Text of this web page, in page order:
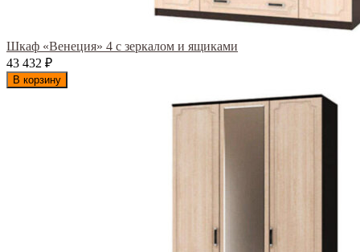
Шкаф «Венеция» 4 с зеркалом и ящиками
43 432 ₽
В корзину